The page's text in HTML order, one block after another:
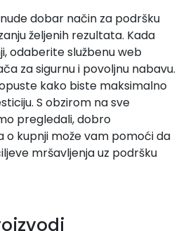
dobar način za podršku
željenih rezultata. Kada
odaberite službenu web
za sigurnu i povoljnu nabavu.
kako biste maksimalno
S obzirom na sve
pregledali, dobro
o kupnji može vam pomoći da
mršavljenja uz podršku